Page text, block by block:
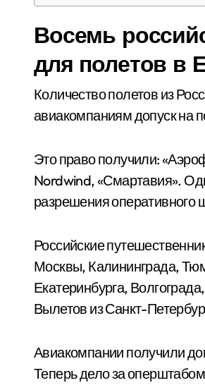
Восемь
для полетов в
Количество полетов из России в Египет будет увеличено. Росавиация дала восьми
авиакомпаниям допуск на
Это право получили:
Nordwind, «Смартавия».
разрешения оперативного
Российские
Москвы, Калининграда,
Екатеринбурга,
Вылетов из Санкт-
Авиакомпании получили
Теперь дело за